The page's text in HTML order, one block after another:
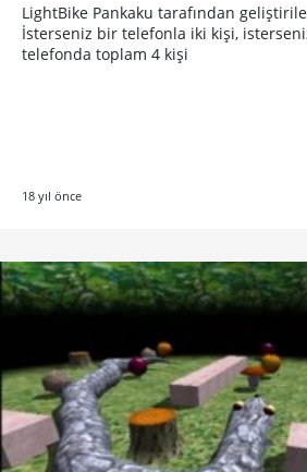
LightBike Pankaku tarafından
İsterseniz bir telefonla iki kişi,
telefonda toplam 4 kişi
18 yıl önce